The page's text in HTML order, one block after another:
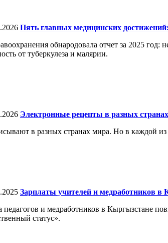
Пять главных медицинских
обнародовала отчет за 2025
от туберкулеза и малярии.
Электронные рецепты в разных
в разных странах мира. Но в каждой из
Зарплаты учителей и медработников в
педагогов и медработников в Кыргызстане
статус».